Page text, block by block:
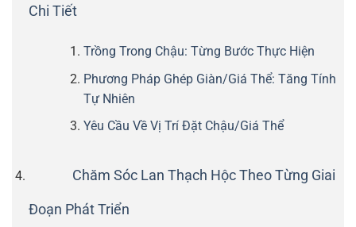
Chi Tiết
Trồng Trong Chậu: Từng Bước Thực Hiện
Phương Pháp Ghép Giàn/Giá Thể: Tăng Tính
Tự Nhiên
Yêu Cầu Về Vị Trí Đặt Chậu/Giá Thể
Chăm Sóc Lan Thạch Hộc Theo Từng Giai
Đoạn Phát Triển